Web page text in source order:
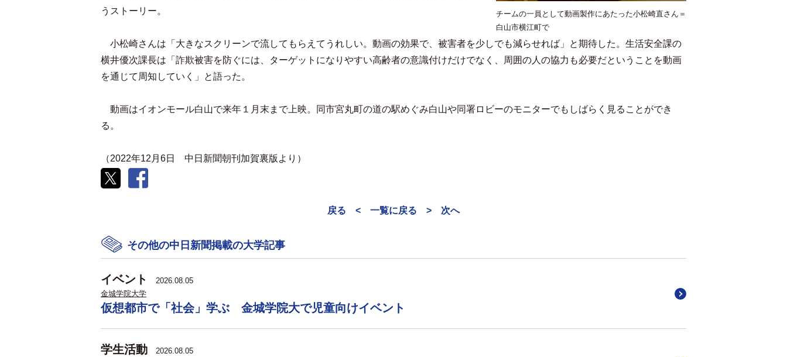
チームの一員として動画製作にあたった小松崎直さん＝
白山市横江町で
うストーリー。
小松崎さんは「大きなスクリーンで流してもらえてうれしい。動画の効果で、被害者を少しでも減らせれば」と期待した。生活安全課の
横井優次課長は「詐欺被害を防ぐには、ターゲットになりやすい高齢者の意識付けだけでなく、周囲の人の協力も必要だということを動画
を通じて周知していく」と語った。
動画はイオンモール白山で来年１月末まで上映。同市宮丸町の道の駅めぐみ白山や同署ロビーのモニターでもしばらく見ることができ
る。
（2022年12月6日 中日新聞朝刊加賀裏版より）
戻る < 一覧に戻る > 次へ
その他の中日新聞掲載の大学記事
イベント
2026.08.05
金城学院大学
仮想都市で「社会」学ぶ 金城学院大で児童向けイベント
学生活動
2026.08.05